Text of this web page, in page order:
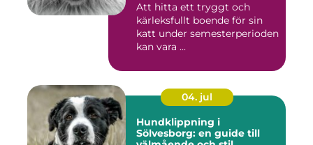
Att hitta ett tryggt och
kärleksfullt boende för sin
katt under semesterperioden
kan vara ...
04. jul
Hundklippning i
Sölvesborg: en guide till